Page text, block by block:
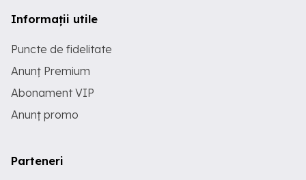
Informații utile
Puncte de fidelitate
Anunț Premium
Abonament VIP
Anunț promo
Parteneri